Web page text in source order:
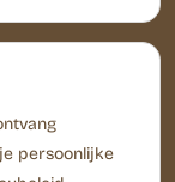
persoonlijke